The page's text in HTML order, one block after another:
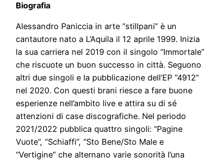
Biografia
Alessandro Paniccia in arte “stillpani” è un
cantautore nato a L’Aquila il 12 aprile 1999. Inizia
la sua carriera nel 2019 con il singolo “Immortale”
che riscuote un buon successo in città. Seguono
altri due singoli e la pubblicazione dell’EP “4912”
nel 2020. Con questi brani riesce a fare buone
esperienze nell’ambito live e attira su di sé
attenzioni di case discografiche. Nel periodo
2021/2022 pubblica quattro singoli: “Pagine
Vuote”, “Schiaffi”, “Sto Bene/Sto Male e
“Vertigine” che alternano varie sonorità l’una